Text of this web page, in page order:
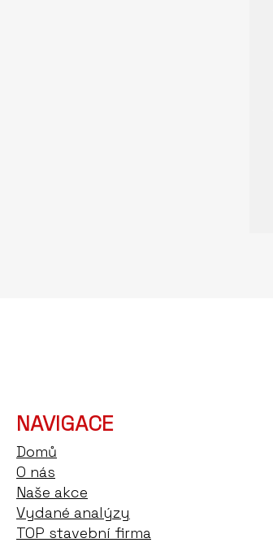
NAVIGACE
Domů
O nás
Naše akce
Vydané analýzy
TOP stavební firma